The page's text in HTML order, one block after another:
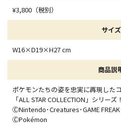
¥3,800（税別）
サイズ
W16×D19×H27 cm
商品説
ポケモンたちの姿を忠実に再現した
「ALL STAR COLLECTION」シリーズ！
ⒸNintendo･Creatures･GAME
ⒸPokémon